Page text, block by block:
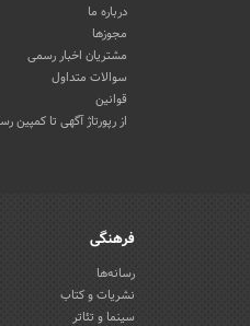
درباره ما
مجوزها
مشتریان اخبار رسمی
سوالات متداول
قوانین
از رپورتاژ آگهی تا کمپین
فرهنگی
رسانه‌ها
نشریات و کتاب
سینما و تئاتر